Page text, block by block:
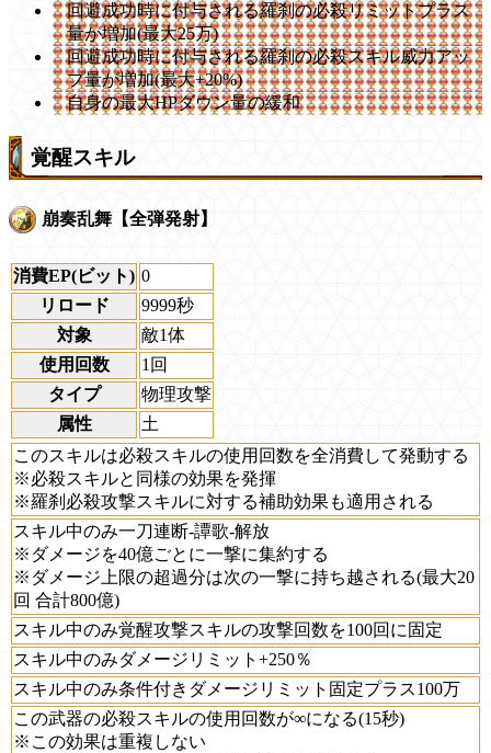
回避成功時に付与される羅刹の必殺リミットプラス
量が増加(最大25万)
回避成功時に付与される羅刹の必殺スキル威力アッ
プ量が増加(最大+20%)
自身の最大HPダウン量の緩和
覚醒スキル
崩奏乱舞【全弾発射】
消費EP(ビット) 0
リロード
9999秒
対象
敵1体
使用回数
1回
タイプ
物理攻撃
属性
土
このスキルは必殺スキルの使用回数を全消費して発動する
※必殺スキルと同様の効果を発揮
※羅刹必殺攻撃スキルに対する補助効果も適用される
スキル中のみ一刀連断-譚歌-解放
※ダメージを40億ごとに一撃に集約する
※ダメージ上限の超過分は次の一撃に持ち越される(最大20
回 合計800億)
スキル中のみ覚醒攻撃スキルの攻撃回数を100回に固定
スキル中のみダメージリミット+250％
スキル中のみ条件付きダメージリミット固定プラス100万
この武器の必殺スキルの使用回数が∞になる(15秒)
※この効果は重複しない